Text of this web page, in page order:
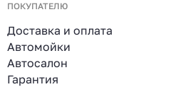
ПОКУПАТЕЛЮ
Доставка и оплата
Автомойки
Автосалон
Гарантия